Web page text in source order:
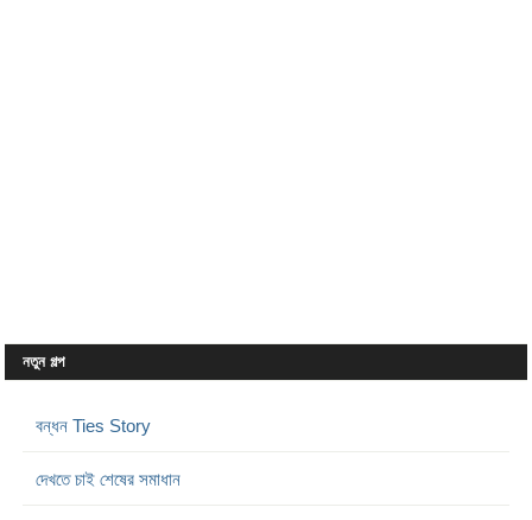
নতুন গল্প
বন্ধন Ties Story
দেখতে চাই শেষের সমাধান